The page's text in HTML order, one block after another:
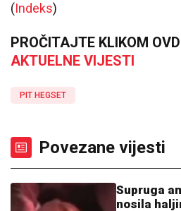
(Indeks)
PROČITAJTE KLIKOM
AKTUELNE VIJESTI
PIT HEGSET
Povezane vijesti
Supruga
nosila